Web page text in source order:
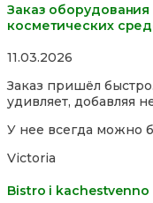
Заказ
косметических
Rated
out
of
11.03.2026
Заказ пришёл
удивляет, добавляя
У нее всегда можно
Victoria
Bistro i kachestvenno